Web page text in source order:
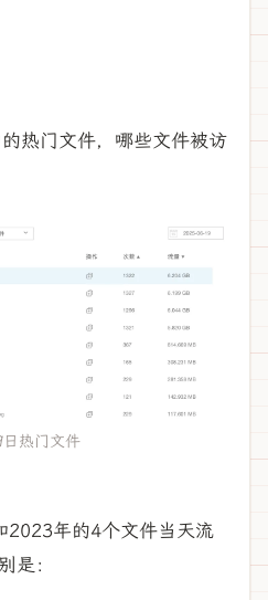
热门文件，哪些文件被访
日热门文件
2023年的4个文件当天流
是：